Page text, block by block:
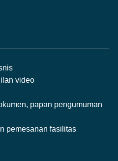
video
papan pengumuman
pemesanan fasilitas